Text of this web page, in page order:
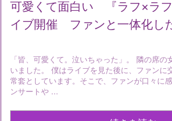
可愛くて面白い 『ラフ×ラ
イブ開催 ファンと一体化し
「皆、可愛くて。泣いちゃった」。 隣の席の
いました。 僕はライブを見た後に、ファンに
常套としています。そこで、ファンが口々に
ンサートや ...